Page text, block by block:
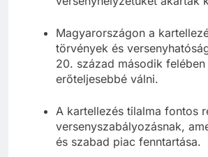
Magyarországon a
törvények és
20. század második
erőteljesebbé válni.
A kartellezés tilalma fontos
versenyszabályozásnak,
és szabad piac fenntartása.